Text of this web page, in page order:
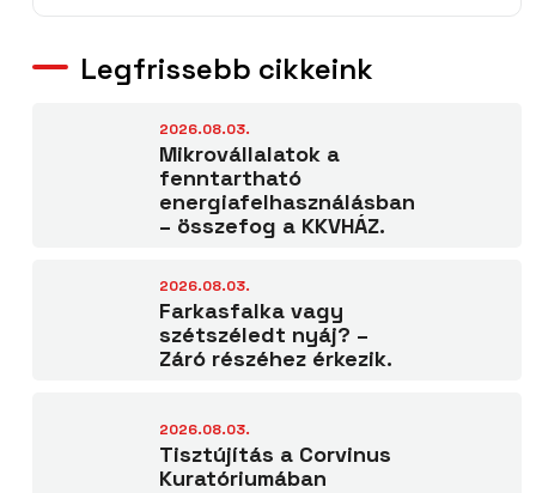
Legfrissebb cikkeink
2026.08.03.
Mikrovállalatok a
fenntartható
energiafelhasználásban
– összefog a KKVHÁZ.
2026.08.03.
Farkasfalka vagy
szétszéledt nyáj? –
Záró részéhez érkezik.
2026.08.03.
Tisztújítás a Corvinus
Kuratóriumában